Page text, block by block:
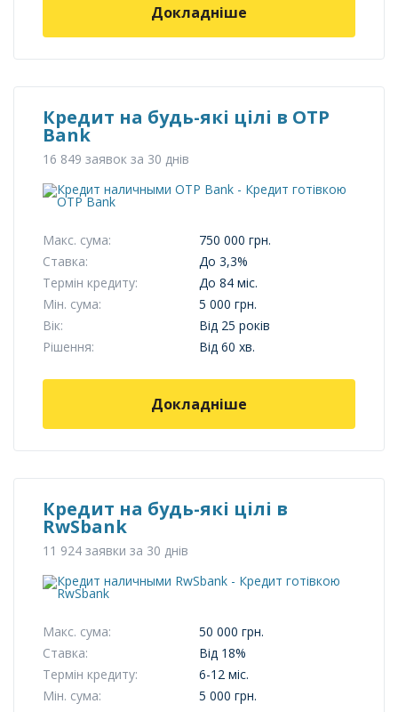
Докладніше
Кредит на будь-які цілі в OTP
Bank
16 849 заявок за 30 днів
Макс. сума:
750 000 грн.
Ставка:
До 3,3%
Термін кредиту:
До 84 міс.
Мін. сума:
5 000 грн.
Вік:
Від 25 років
Рішення:
Від 60 хв.
Докладніше
Кредит на будь-які цілі в
RwSbank
11 924 заявки за 30 днів
Макс. сума:
50 000 грн.
Ставка:
Від 18%
Термін кредиту:
6-12 міс.
Мін. сума:
5 000 грн.